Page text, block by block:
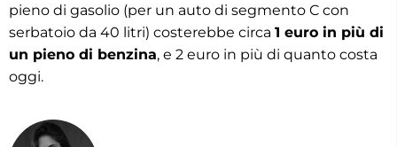
pieno di gasolio (per un auto di segmento C con
serbatoio da 40 litri) costerebbe circa 1 euro in più di
un pieno di benzina, e 2 euro in più di quanto costa
oggi.